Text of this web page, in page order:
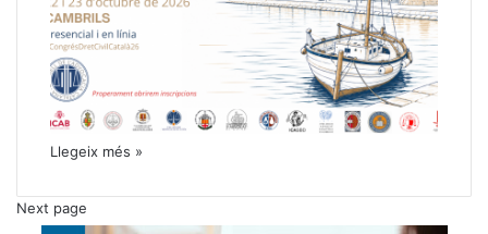
Llegeix més »
Next page